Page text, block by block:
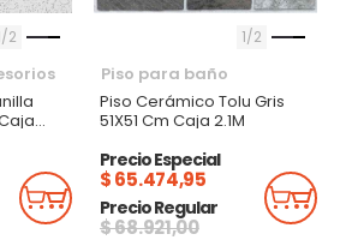
2
Añadir Al Carrito
1 2
Piso para baño
Piso Cerámico Tolu Gris
51X51 Cm Caja 2.1M
Precio Especial
$ 65.474,95
Precio Regular
$ 68.921,00